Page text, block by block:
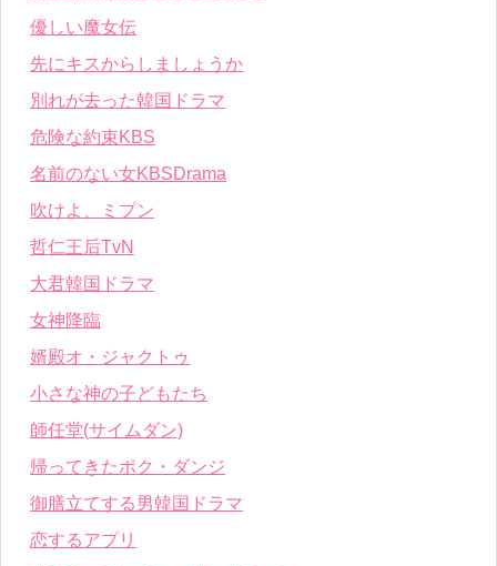
優しい魔女伝
先にキスからしましょうか
別れが去った韓国ドラマ
危険な約束KBS
名前のない女KBSDrama
吹けよ、ミプン
哲仁王后TvN
大君韓国ドラマ
女神降臨
婿殿オ・ジャクトゥ
小さな神の子どもたち
師任堂(サイムダン)
帰ってきたポク・ダンジ
御膳立てする男韓国ドラマ
恋するアプリ